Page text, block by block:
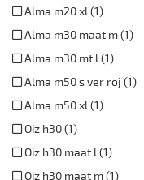
Alma m20 xl (1)
Alma m30 maat m (1)
Alma m30 mt l (1)
Alma m50 s ver roj (1)
Alma m50 xl (1)
Oiz h30 (1)
Oiz h30 maat l (1)
Oiz h30 maat m (1)